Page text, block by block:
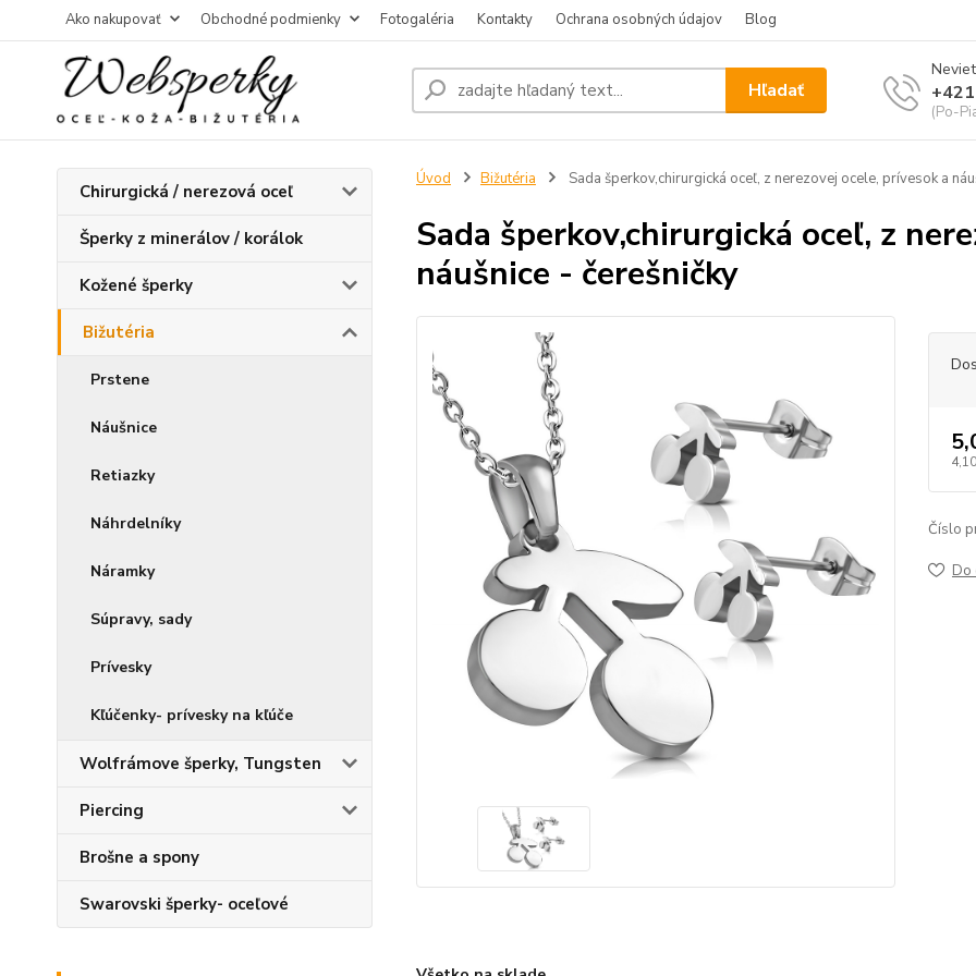
Ako nakupovať Obchodné podmienky Fotogaléria Kontakty Ochrana osobných údajov Blog
Hľadať
(Po-
Chirurgická / nerezová oceľ
Šperky z minerálov / korálok
Kožené šperky
Bižutéria
Prstene
Náušnice
Retiazky
Náhrdelníky
Náramky
Súpravy, sady
Prívesky
Kľúčenky- prívesky na kľúče
Wolfrámove šperky, Tungsten
Piercing
Brošne a spony
Swarovski šperky- oceľové
Úvod Bižutéria Sada šperkov,chirurgická oceľ, z nerezovej ocele, prívesok a
Sada šperkov,chirurgická oceľ, z
náušnice - čerešničky
Číslo
Do